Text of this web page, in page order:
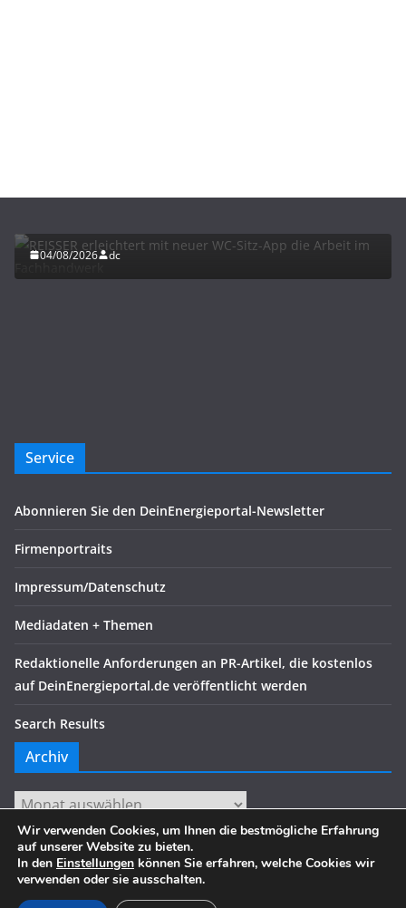
04/08/2026 dc
Service
Abonnieren Sie den DeinEnergieportal-Newsletter
Firmenportraits
Impressum/Datenschutz
Mediadaten + Themen
Redaktionelle Anforderungen an PR-Artikel, die kostenlos
auf DeinEnergieportal.de veröffentlicht werden
Search Results
Archiv
Archiv
Copyright © 2026. Alle Rechte vorbehalten.
Wir verwenden Cookies, um Ihnen die bestmögliche Erfahrung
auf unserer Website zu bieten.
In den Einstellungen können Sie erfahren, welche Cookies wir
verwenden oder sie ausschalten.